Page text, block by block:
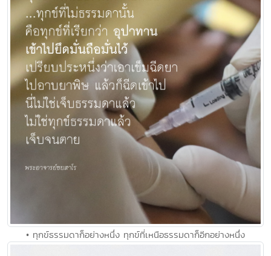
• ทุกข์ธรรมดาก็อย่างหนึ่ง ทุกข์ที่เหนือธรรมดาก็อีกอย่างหนึ่ง